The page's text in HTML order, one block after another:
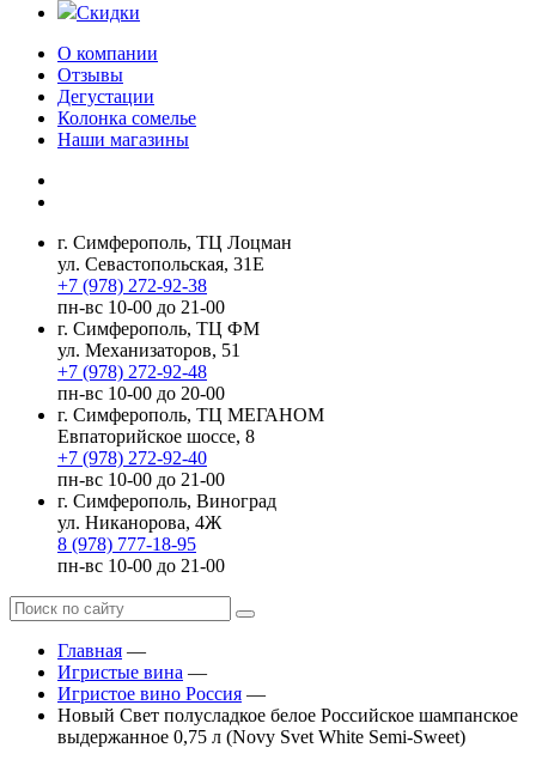
Скидки
О компании
Отзывы
Дегустации
Колонка сомелье
Наши магазины
г. Симферополь, ТЦ Лоцман
ул. Севастопольская, 31Е
+7 (978) 272-92-38
пн-вс 10-00 до 21-00
г. Симферополь, ТЦ ФМ
ул. Механизаторов, 51
+7 (978) 272-92-48
пн-вс 10-00 до 20-00
г. Симферополь, ТЦ МЕГАНОМ
Евпаторийское шоссе, 8
+7 (978) 272-92-40
пн-вс 10-00 до 21-00
г. Симферополь, Виноград
ул. Никанорова, 4Ж
8 (978) 777-18-95
пн-вс 10-00 до 21-00
Главная —
Игристые вина —
Игристое вино Россия —
Новый Свет полусладкое белое Российское шампанское
выдержанное 0,75 л (Novy Svet White Semi-Sweet)